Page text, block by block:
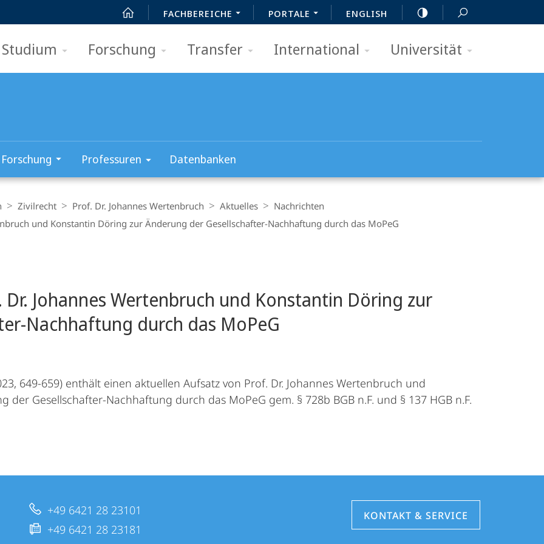
FACHBEREICHE PORTALE ENGLISH
Studium Forschung Transfer International Universität
Forschung Professuren Datenbanken
Zivilrecht Prof. Dr. Johannes Wertenbruch Aktuelles
Nachrichten
und Konstantin Döring zur Änderung der Gesellschafter-Nachhaftung durch das MoPeG
Johannes Wertenbruch und Konstantin Döring zur
Nachhaftung durch das MoPeG
649-659) enthält einen aktuellen Aufsatz von Prof. Dr. Johannes Wertenbruch und
Gesellschafter-Nachhaftung durch das MoPeG gem. § 728b BGB n.F. und § 137 HGB n.F.
+49 6421 28 23101
+49 6421 28 23181
KONTAKT & SERVICE